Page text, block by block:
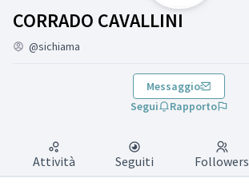
CORRADO CAVALLINI
(CORRADO CAVALLINI)
@sichiama
Messaggio
Segui
Rapporto
Attività Seguiti Followers